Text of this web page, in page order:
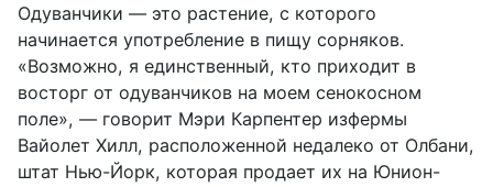
Одуванчики — это растение, с которого
начинается употребление в пищу сорняков.
«Возможно, я единственный, кто приходит в
восторг от одуванчиков на моем сенокосном
поле», — говорит Мэри Карпентер изфермы
Вайолет Хилл, расположенной недалеко от Олбани,
штат Нью-Йорк, которая продает их на Юнион-